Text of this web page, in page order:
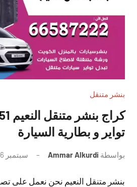
بنشر متنقل
تواير و بطارية السيارة
بواسطة Ammar Alkurdi سبتمبر 26, 2021
بنشر متنقل النعيم نحن نعمل على